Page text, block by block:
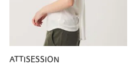
ATTISESSION